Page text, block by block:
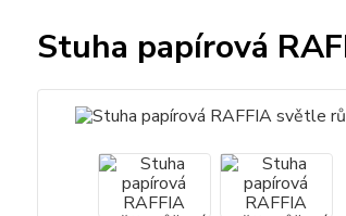
Stuha papírová